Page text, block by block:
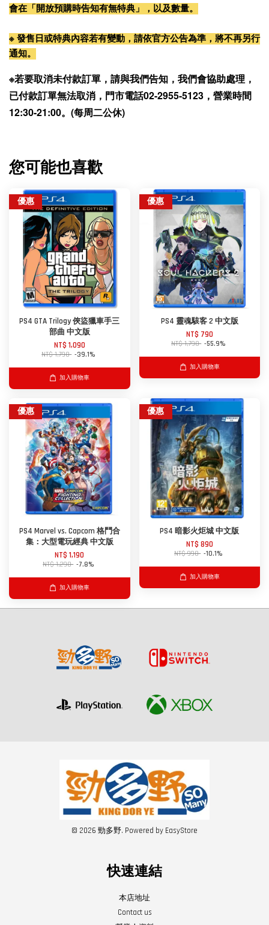
會在「開放預購時告知有無特典」，以及數量。
※ 發售日或特典內容若有變動，請依官方公告為準，將不再另行
通知。
※若要取消未付款訂單，請與我們告知，我們會協助處理，
已付款訂單無法取消，門市電話02-2955-5123，營業時間
12:30-21:00。(每周二公休)
您可能也喜歡
優惠
PS4 GTA Trilogy 俠盜獵車手三
部曲 中文版
NT$ 1,090
NT$ 1,790 -39.1%
加入購物車
優惠
PS4 靈魂駭客 2 中文版
NT$ 790
NT$ 1,790 -55.9%
加入購物車
優惠
PS4 Marvel vs. Capcom 格鬥合
集：大型電玩經典 中文版
NT$ 1,190
NT$ 1,290 -7.8%
加入購物車
優惠
PS4 暗影火炬城 中文版
NT$ 890
NT$ 990 -10.1%
加入購物車
© 2026 勁多野. Powered by EasyStore
快速連結
本店地址
Contact us